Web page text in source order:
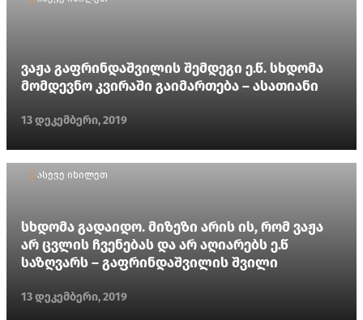
ვაჟა გაფრინდაშვილის შემდეგი ე.წ. სხდომა
მომდევნო კვირაში გაიმართება – ასათიანი
13 დეკემბერი, 2019
ასევე იხილეთ
სხდომა გადაიდო. მიზეზი არის ის, რომ ვაჟა
არ ცვლის ჩვენებას და არ აღიარებს ე.წ
საზღვარს – გაფრინდაშვილის შვილი
13 დეკემბერი, 2019